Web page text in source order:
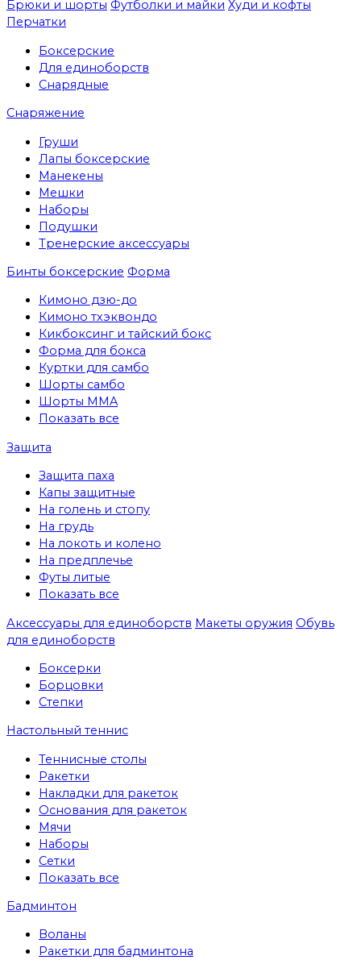
Брюки и шорты Футболки и майки Худи и кофты
Перчатки
Боксерские
Для единоборств
Снарядные
Снаряжение
Груши
Лапы боксерские
Манекены
Мешки
Наборы
Подушки
Тренерские аксессуары
Бинты боксерские Форма
Кимоно дзю-до
Кимоно тхэквондо
Кикбоксинг и тайский бокс
Форма для бокса
Куртки для самбо
Шорты самбо
Шорты MMA
Показать все
Защита
Защита паха
Капы защитные
На голень и стопу
На грудь
На локоть и колено
На предплечье
Футы литые
Показать все
Аксессуары для единоборств Макеты оружия Обувь
для единоборств
Боксерки
Борцовки
Степки
Настольный теннис
Теннисные столы
Ракетки
Накладки для ракеток
Основания для ракеток
Мячи
Наборы
Сетки
Показать все
Бадминтон
Воланы
Ракетки для бадминтона